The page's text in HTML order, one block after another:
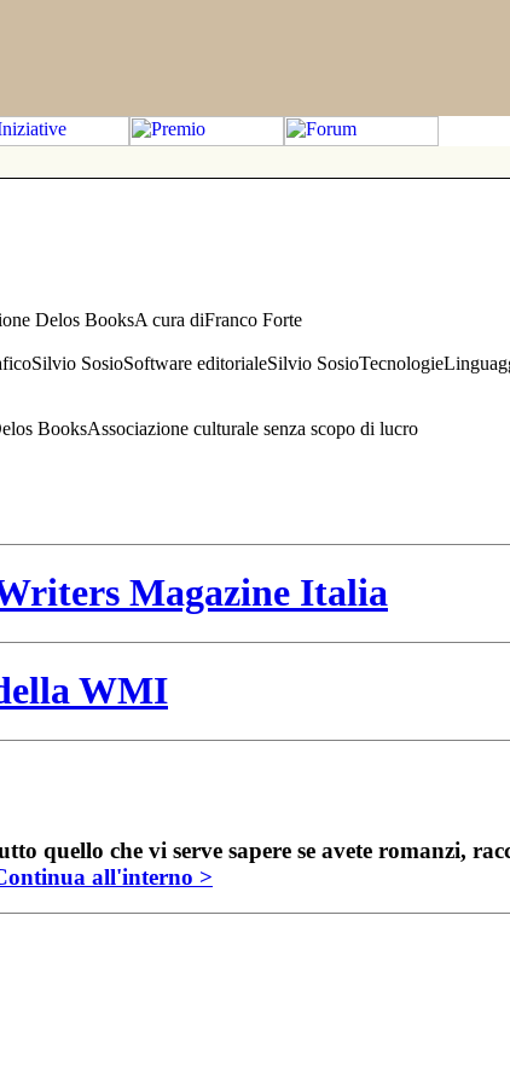
Delos BooksA cura diFranco Forte
SosioSoftware editorialeSilvio
BooksAssociazione culturale senza scopo di lucro
Magazine Italia
WMI
quello che vi serve sapere se avete romanzi,
all'interno >